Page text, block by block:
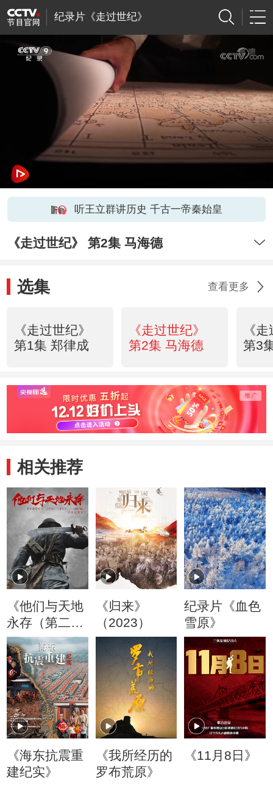
纪录片《走过世纪》
听王立群讲历史 千古一帝秦始皇
《走过世纪》 第2集 马海德
选集 查看更多
《走过世纪》
第1集 郑律成
《走过世纪》
第2集 马海德
《
第3
相关推荐
《他们与天地
永存（第二
季）》
《归来》
（2023）
纪录片《血色
雪原》
《海东抗震重
建纪实》
《我所经历的
罗布荒原》
《11月8日》